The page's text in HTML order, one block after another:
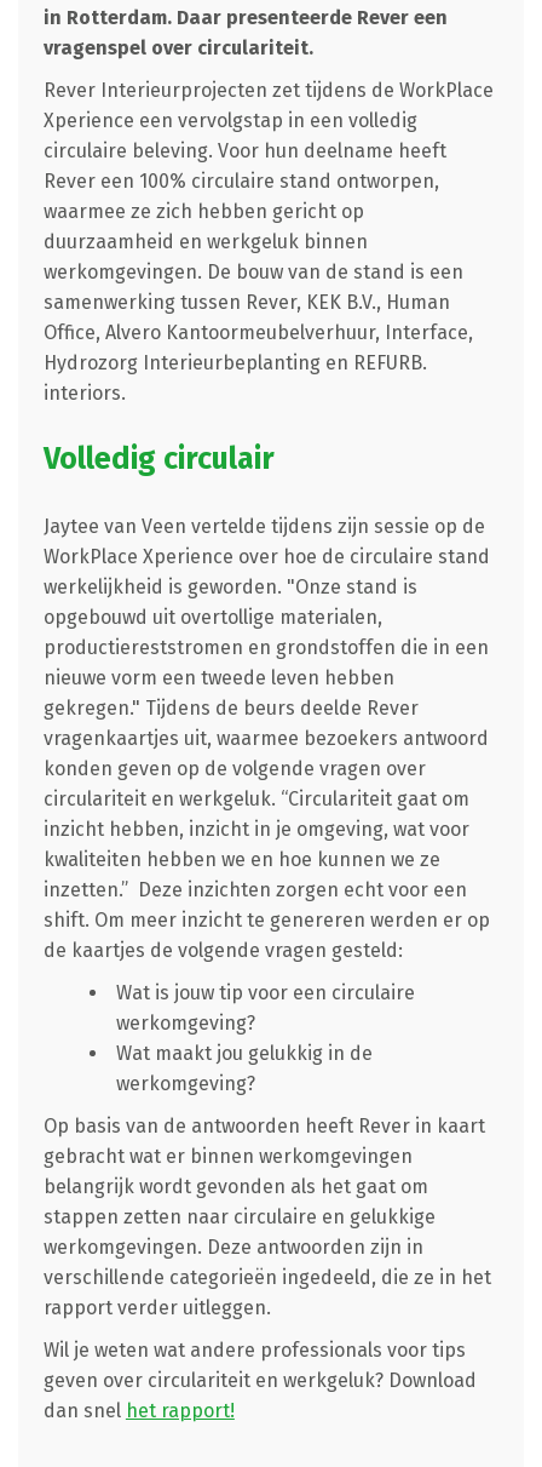
in Rotterdam. Daar presenteerde Rever een
vragenspel over circulariteit.
Rever Interieurprojecten zet tijdens de WorkPlace
Xperience een vervolgstap in een volledig
circulaire beleving. Voor hun deelname heeft
Rever een 100% circulaire stand ontworpen,
waarmee ze zich hebben gericht op
duurzaamheid en werkgeluk binnen
werkomgevingen. De bouw van de stand is een
samenwerking tussen Rever, KEK B.V., Human
Office, Alvero Kantoormeubelverhuur, Interface,
Hydrozorg Interieurbeplanting en REFURB.
interiors.
Volledig circulair
Jaytee van Veen vertelde tijdens zijn sessie op de
WorkPlace Xperience over hoe de circulaire stand
werkelijkheid is geworden. "Onze stand is
opgebouwd uit overtollige materialen,
productiereststromen en grondstoffen die in een
nieuwe vorm een tweede leven hebben
gekregen." Tijdens de beurs deelde Rever
vragenkaartjes uit, waarmee bezoekers antwoord
konden geven op de volgende vragen over
circulariteit en werkgeluk. “Circulariteit gaat om
inzicht hebben, inzicht in je omgeving, wat voor
kwaliteiten hebben we en hoe kunnen we ze
inzetten.” Deze inzichten zorgen echt voor een
shift. Om meer inzicht te genereren werden er op
de kaartjes de volgende vragen gesteld:
Wat is jouw tip voor een circulaire
werkomgeving?
Wat maakt jou gelukkig in de
werkomgeving?
Op basis van de antwoorden heeft Rever in kaart
gebracht wat er binnen werkomgevingen
belangrijk wordt gevonden als het gaat om
stappen zetten naar circulaire en gelukkige
werkomgevingen. Deze antwoorden zijn in
verschillende categorieën ingedeeld, die ze in het
rapport verder uitleggen.
Wil je weten wat andere professionals voor tips
geven over circulariteit en werkgeluk? Download
dan snel het rapport!